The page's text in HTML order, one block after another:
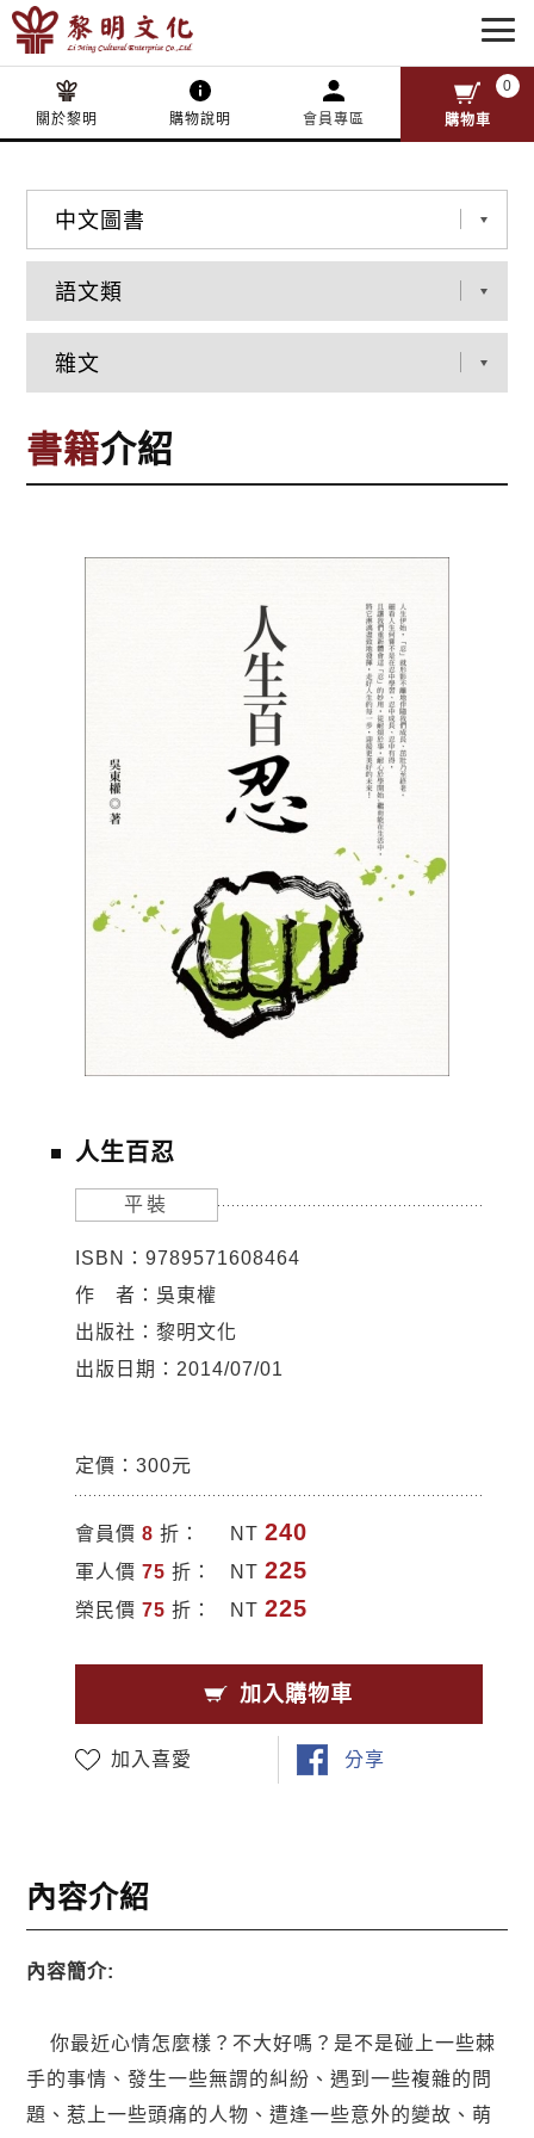
關於黎明 購物說明 會員專區
0
購物車
書籍介紹
人生百忍
平裝
ISBN：9789571608464
作 者：吳東權
出版社：黎明文化
出版日期：2014/07/01
定價：300元
會員價 8 折： NT 240
軍人價 75 折： NT 225
榮民價 75 折： NT 225
加入購物車
加入喜愛 分享
內容介紹
內容簡介:
你最近心情怎麼樣？不大好嗎？是不是碰上一些棘
手的事情、發生一些無謂的糾紛、遇到一些複雜的問
題、惹上一些頭痛的人物、遭逢一些意外的變故、萌